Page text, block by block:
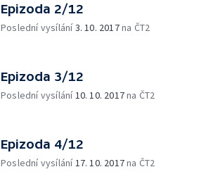
Epizoda 2/12
Poslední vysílání3. 10. 2017na ČT2
Epizoda 3/12
Poslední vysílání10. 10. 2017na ČT2
Epizoda 4/12
Poslední vysílání17. 10. 2017na ČT2